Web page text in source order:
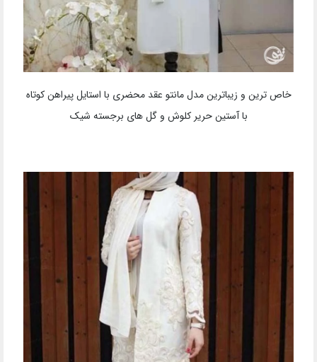
خاص ترین و زیباترین مدل مانتو عقد محضری با استایل پیراهن کوتاه
با آستین حریر کلوش و گل های برجسته شیک